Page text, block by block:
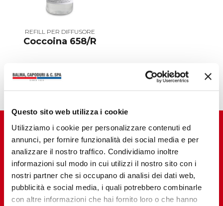
Questo sito web utilizza i cookie
Utilizziamo i cookie per personalizzare contenuti ed
annunci, per fornire funzionalità dei social media e per
analizzare il nostro traffico. Condividiamo inoltre
informazioni sul modo in cui utilizzi il nostro sito con i
nostri partner che si occupano di analisi dei dati web,
pubblicità e social media, i quali potrebbero combinarle
con altre informazioni che hai fornito loro o che hanno
REFILL PER DIFFUSORE
Coccoina 658/R
Vuoi acquistare e vendere i nostri prodotti
in Italia e all’estero?
CONSULTA LA RETE VENDITA